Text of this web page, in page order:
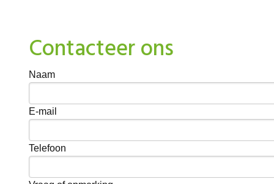
Contacteer ons
Naam
E-mail
Telefoon